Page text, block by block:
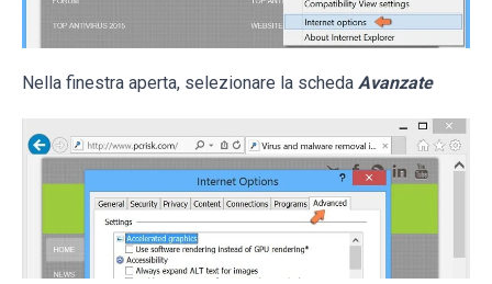
Nella finestra aperta, selezionare la scheda Avanzate